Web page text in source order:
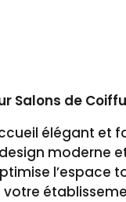
Salons de
élégant et
moderne
l’espace